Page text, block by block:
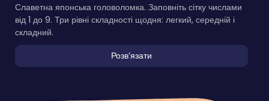
Славетна японська головоломка. Заповніть сітку числами
від 1 до 9. Три рівні складності щодня: легкий, середній і
складний.
Розвʼязати